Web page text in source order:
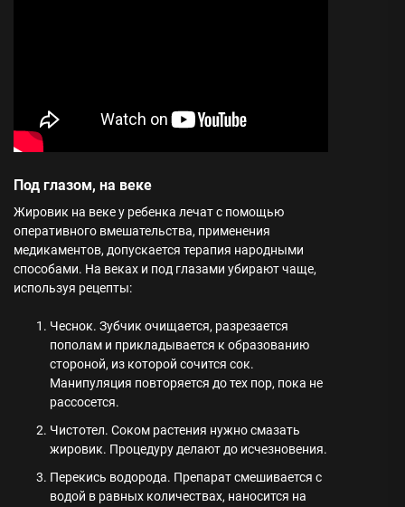
Под глазом, на веке
Жировик на веке у ребенка лечат с помощью
оперативного вмешательства, применения
медикаментов, допускается терапия народными
способами. На веках и под глазами убирают чаще,
используя рецепты:
Чеснок. Зубчик очищается, разрезается
пополам и прикладывается к образованию
стороной, из которой сочится сок.
Манипуляция повторяется до тех пор, пока не
рассосется.
Чистотел. Соком растения нужно смазать
жировик. Процедуру делают до исчезновения.
Перекись водорода. Препарат смешивается с
водой в равных количествах, наносится на